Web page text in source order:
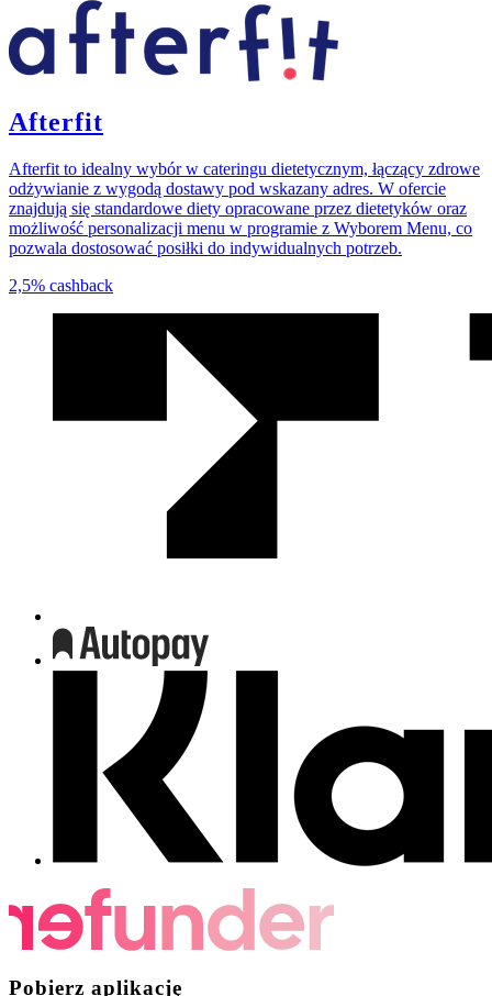
Afterfit
Afterfit to idealny wybór w cateringu dietetycznym, łączący zdrowe
odżywianie z wygodą dostawy pod wskazany adres. W ofercie
znajdują się standardowe diety opracowane przez dietetyków oraz
możliwość personalizacji menu w programie z Wyborem Menu, co
pozwala dostosować posiłki do indywidualnych potrzeb.
2,5% cashback
Pobierz aplikację